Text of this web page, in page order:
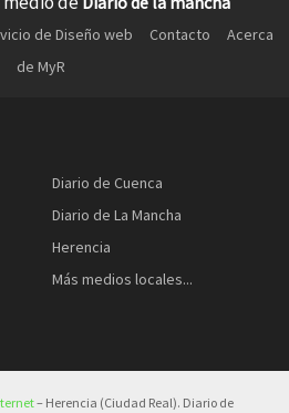
de Diseño web Contacto
Acerca
de MyR
Diario de Cuenca
Diario de La Mancha
Herencia
Más medios locales...
– Herencia (Ciudad Real). Diario de